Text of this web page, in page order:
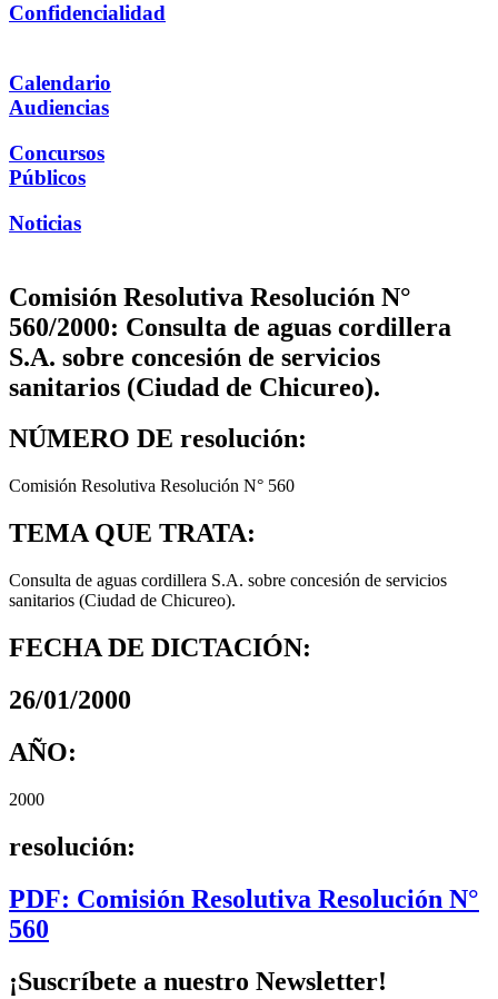
Confidencialidad
Calendario
Audiencias
Concursos
Públicos
Noticias
Comisión Resolutiva Resolución N°
560/2000: Consulta de aguas cordillera
S.A. sobre concesión de servicios
sanitarios (Ciudad de Chicureo).
NÚMERO DE resolución:
Comisión Resolutiva Resolución N° 560
TEMA QUE TRATA:
Consulta de aguas cordillera S.A. sobre concesión de servicios
sanitarios (Ciudad de Chicureo).
FECHA DE DICTACIÓN:
26/01/2000
AÑO:
2000
resolución:
PDF: Comisión Resolutiva Resolución N°
560
¡Suscríbete a nuestro Newsletter!